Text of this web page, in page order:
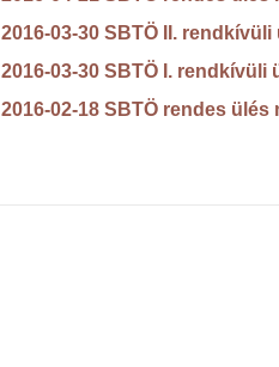
2016-03-30 SBTÖ II.
2016-03-30 SBTÖ I. rendkívüli
2016-02-18 SBTÖ rendes ülés